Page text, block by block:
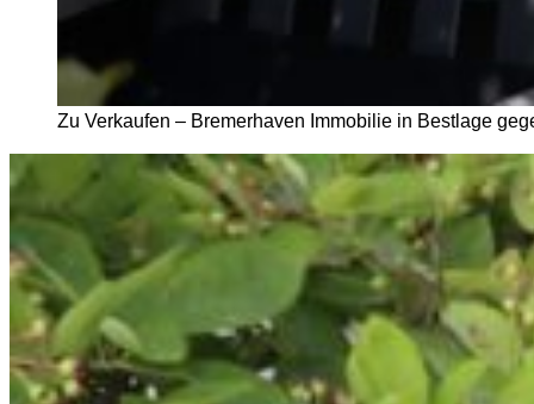
Zu Verkaufen – Bremerhaven Immobilie in Bestlage